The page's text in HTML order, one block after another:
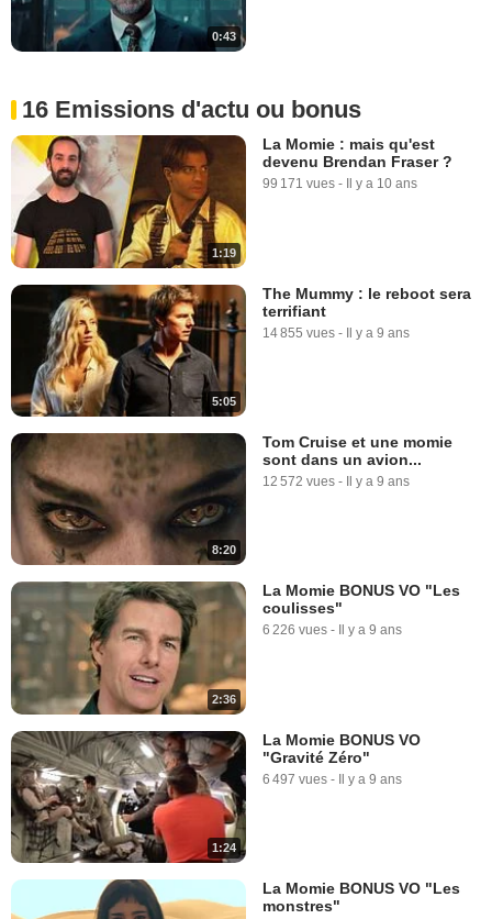
0:43
16 Emissions d'actu ou bonus
1:19
La Momie : mais qu'est
devenu Brendan Fraser ?
99 171 vues - Il y a 10 ans
5:05
The Mummy : le reboot sera
terrifiant
14 855 vues - Il y a 9 ans
8:20
Tom Cruise et une momie
sont dans un avion...
12 572 vues - Il y a 9 ans
2:36
La Momie BONUS VO "Les
coulisses"
6 226 vues - Il y a 9 ans
1:24
La Momie BONUS VO
"Gravité Zéro"
6 497 vues - Il y a 9 ans
La Momie BONUS VO "Les
monstres"